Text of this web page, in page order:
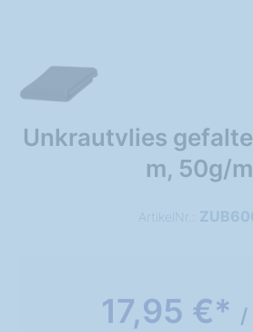
Unkrautvlies
m, 50g/
ArtikelNr.:
17,95 €* /